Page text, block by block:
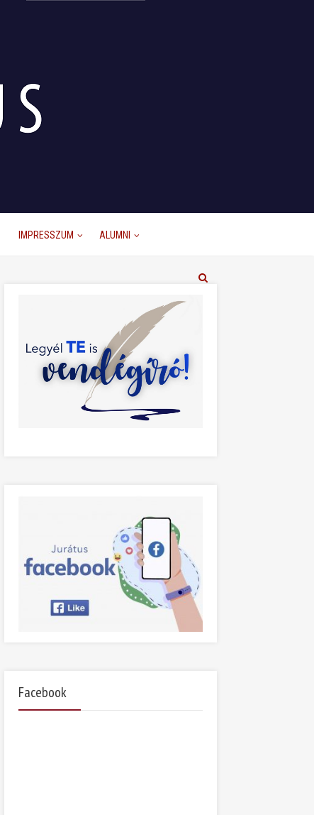
IMPRESSZUM ALUMNI
Facebook